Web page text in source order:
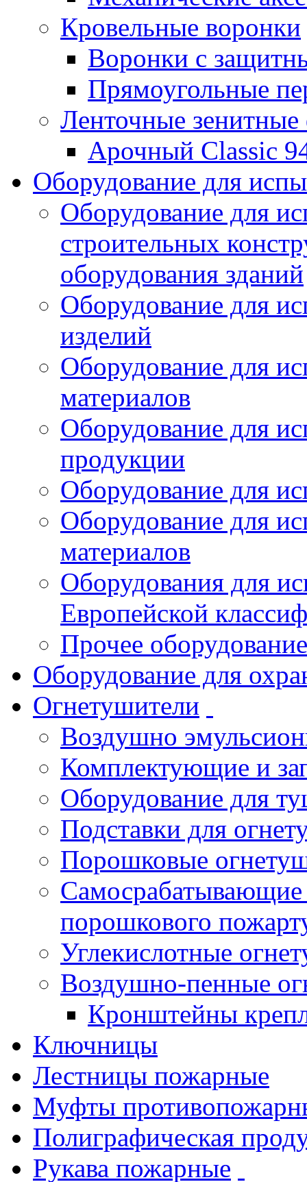
Кровельные воронки
Воронки с
Прямоугольные
Ленточные
Арочный Classic
Оборудование для
Оборудование для
строительных
оборудования зданий
Оборудование для
изделий
Оборудование для
материалов
Оборудование для
продукции
Оборудование для
Оборудование для
материалов
Оборудования для
Европейской
Прочее оборудование
Оборудование для
Огнетушители
Воздушно
Комплектующие и
Оборудование для
Подставки для
Порошковые
порошкового
Углекислотные
Воздушно-пенные
Кронштейны
Ключницы
Лестницы пожарные
Муфты
Полиграфическая
Рукава пожарные